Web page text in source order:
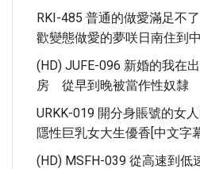
RKI-485 普通的做愛滿足不
歡變態做愛的夢咲日南住到
(HD) JUFE-096 新婚的我在
房 從早到晚被當作性奴隸
URKK-019 開分身賬號的女
隱性巨乳女大生優香[中文字
(HD) MSFH-039 從高速到低